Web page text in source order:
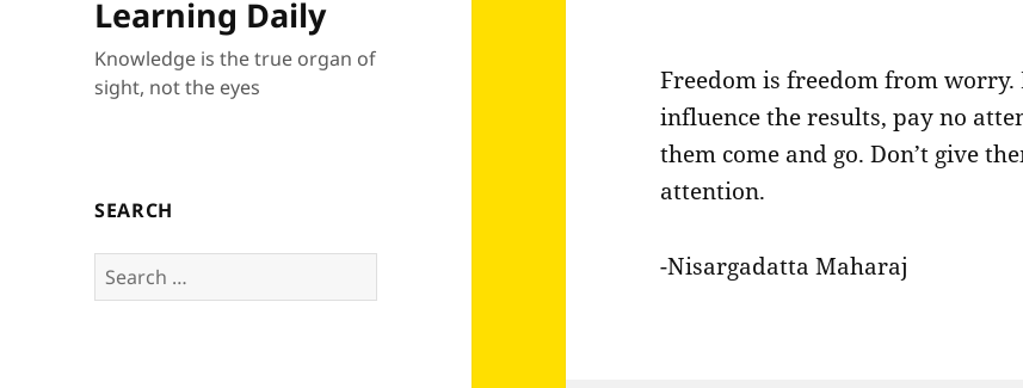
Learning Daily
Knowledge is the true organ of
sight, not the eyes
SEARCH
Search
for:
Freedom is freedom from
influence the results, pay no
them come and go. Don’t give
attention.
-Nisargadatta Maharaj